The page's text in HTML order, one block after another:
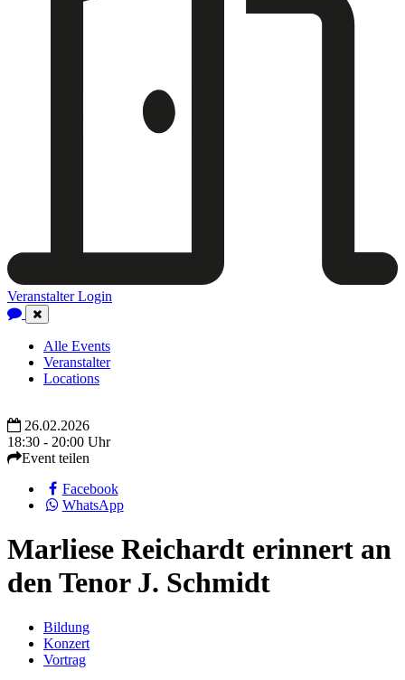
Veranstalter Login
Close
Navigation
Alle Events
Veranstalter
Locations
26.02.2026
18:30 - 20:00 Uhr
Event teilen
Facebook
WhatsApp
Marliese Reichardt erinnert an
den Tenor J. Schmidt
Bildung
Konzert
Vortrag